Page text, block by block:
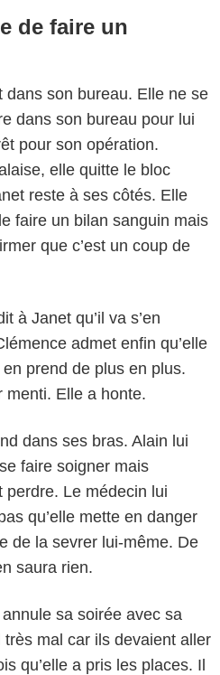
de faire un
dans son bureau. Elle ne se
dans son bureau pour lui
pour son opération.
elle quitte le bloc
reste à ses côtés. Elle
faire un bilan sanguin mais
que c’est un coup de
à Janet qu’il va s’en
admet enfin qu’elle
prend de plus en plus.
menti. Elle a honte.
dans ses bras. Alain lui
faire soigner mais
perdre. Le médecin lui
qu’elle mette en danger
de la sevrer lui-même. De
saura rien.
sa soirée avec sa
mal car ils devaient aller
qu’elle a pris les places. Il